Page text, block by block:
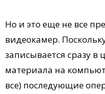
Но и это еще не все
видеокамер.
записывается сразу в
материала на
все) последующие